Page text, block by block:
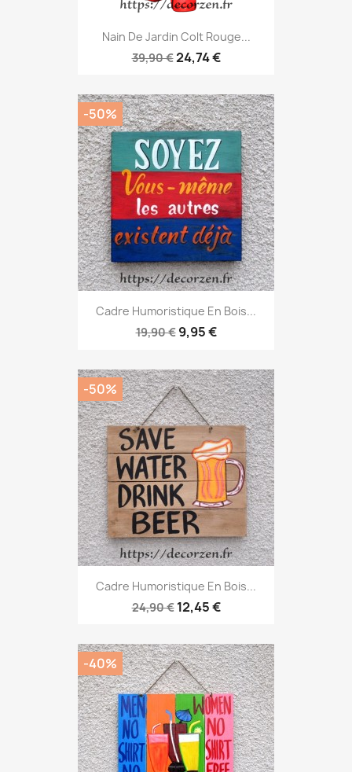
Nain De Jardin Colt Rouge...
39,90 €24,74 €
Cadre Humoristique En Bois...
19,90 € 9,95 €
-50%
Cadre Humoristique En Bois...
24,90 € 12,45 €
-50%
-40%